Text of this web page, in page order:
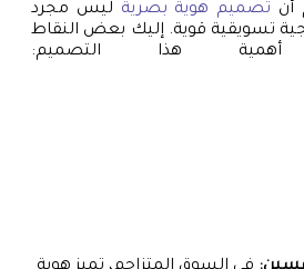
أن تصميم هوية بصرية ليس مجرد
تسويقية قوية. إليك بعض النقاط
هذا التصميم: